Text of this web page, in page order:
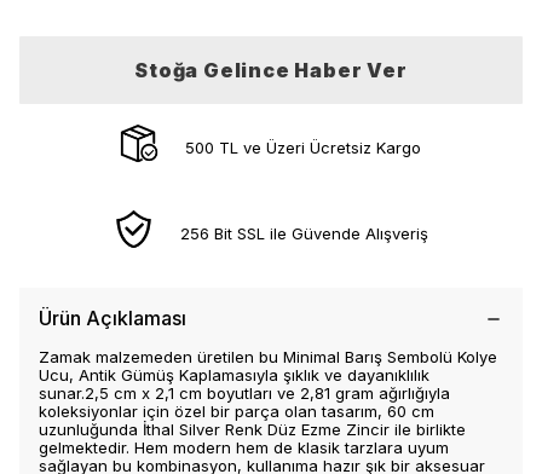
Stoğa Gelince Haber Ver
500 TL ve Üzeri Ücretsiz Kargo
256 Bit SSL ile Güvende Alışveriş
Ürün Açıklaması
Zamak malzemeden üretilen bu Minimal Barış Sembolü Kolye
Ucu, Antik Gümüş Kaplamasıyla şıklık ve dayanıklılık
sunar.2,5 cm x 2,1 cm boyutları ve 2,81 gram ağırlığıyla
koleksiyonlar için özel bir parça olan tasarım, 60 cm
uzunluğunda İthal Silver Renk Düz Ezme Zincir ile birlikte
gelmektedir. Hem modern hem de klasik tarzlara uyum
sağlayan bu kombinasyon, kullanıma hazır şık bir aksesuar